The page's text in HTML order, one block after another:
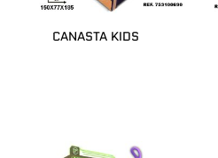
CANASTA KIDS